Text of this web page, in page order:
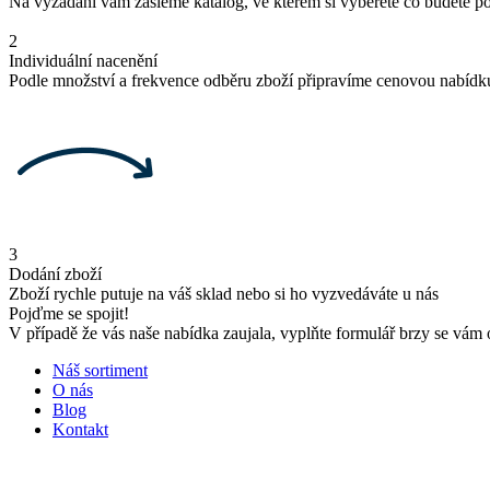
2
Individuální nacenění
Podle množství a frekvence odběru zboží připravíme cenovou
3
Dodání zboží
Zboží rychle putuje na váš sklad nebo si ho vyzvedáváte u nás
Pojďme se spojit!
V případě že vás naše nabídka zaujala, vyplňte formulář brzy se vám
Náš sortiment
O nás
Blog
Kontakt